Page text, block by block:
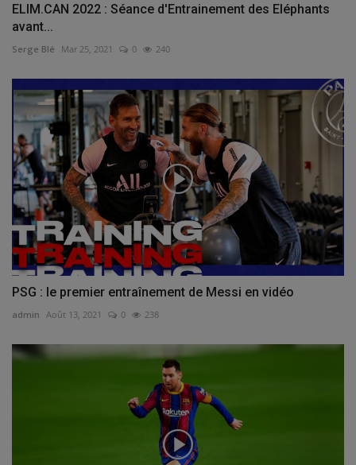
ELIM.CAN 2022 : Séance d'Entrainement des Eléphants
avant...
Serge Blé Mar 25, 2021 0 240
PSG : le premier entraînement de Messi en vidéo
admin Août 13, 2021 0 238